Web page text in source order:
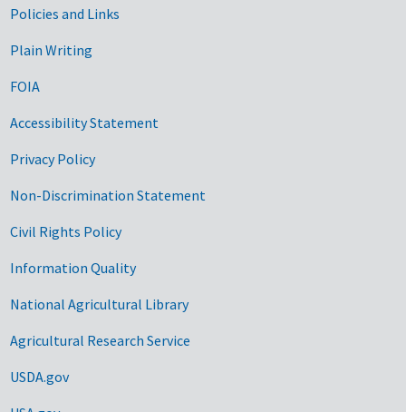
Government Links
Policies and Links
Plain Writing
FOIA
Accessibility Statement
Privacy Policy
Non-Discrimination Statement
Civil Rights Policy
Information Quality
National Agricultural Library
Agricultural Research Service
USDA.gov